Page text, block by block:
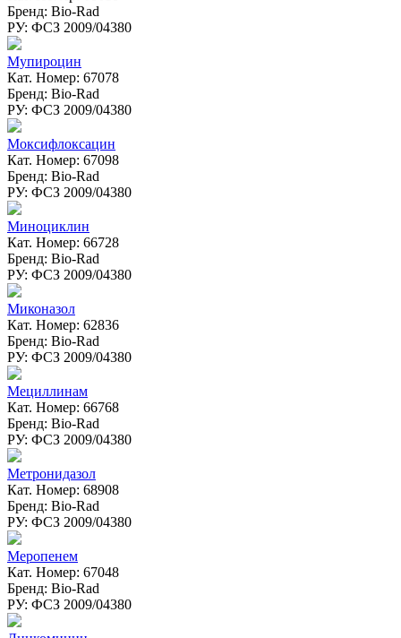
Бренд: Bio-Rad
РУ: ФСЗ 2009/04380
Мупироцин
Кат. Номер: 67078
Бренд: Bio-Rad
РУ: ФСЗ 2009/04380
Моксифлоксацин
Кат. Номер: 67098
Бренд: Bio-Rad
РУ: ФСЗ 2009/04380
Миноциклин
Кат. Номер: 66728
Бренд: Bio-Rad
РУ: ФСЗ 2009/04380
Миконазол
Кат. Номер: 62836
Бренд: Bio-Rad
РУ: ФСЗ 2009/04380
Мециллинам
Кат. Номер: 66768
Бренд: Bio-Rad
РУ: ФСЗ 2009/04380
Метронидазол
Кат. Номер: 68908
Бренд: Bio-Rad
РУ: ФСЗ 2009/04380
Меропенем
Кат. Номер: 67048
Бренд: Bio-Rad
РУ: ФСЗ 2009/04380